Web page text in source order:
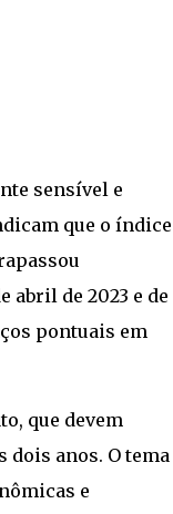
sensível e
que o índice
abril de 2023 e de
pontuais em
que devem
anos. O tema
e